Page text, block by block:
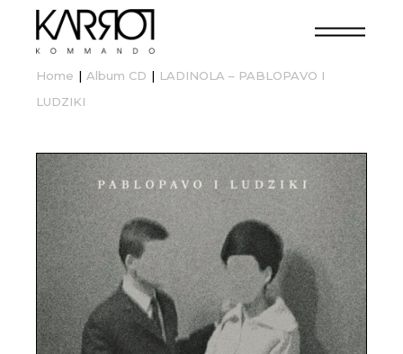
Home Album CD
LADINOLA – PABLOPAVO I
LUDZIKI